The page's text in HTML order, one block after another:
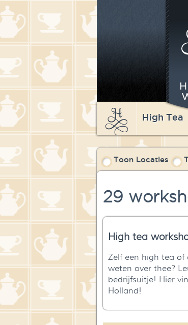
High Tea
Toon Locaties
29
High tea
Zelf een high tea of
weten over thee?
bedrijfsuitje! Hier
Holland!